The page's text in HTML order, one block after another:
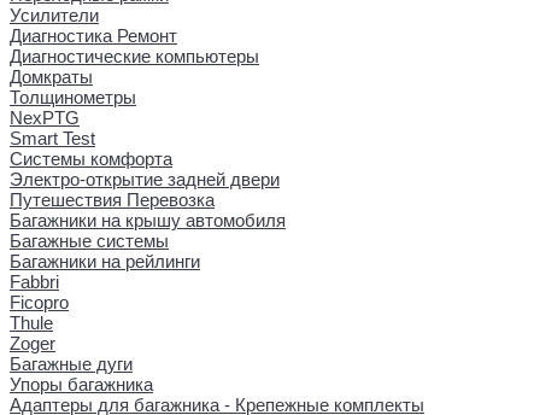
Усилители
Диагностика Ремонт
Диагностические компьютеры
Домкраты
Толщинометры
NexPTG
Smart Test
Системы комфорта
Электро-открытие задней двери
Путешествия Перевозка
Багажники на крышу автомобиля
Багажные системы
Багажники на рейлинги
Fabbri
Ficopro
Thule
Zoger
Багажные дуги
Упоры багажника
Адаптеры для багажника - Крепежные комплекты